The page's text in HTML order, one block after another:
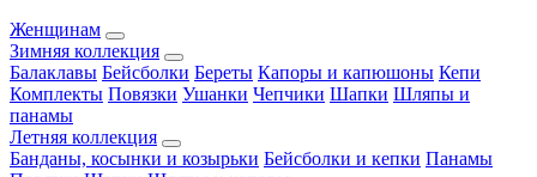
Женщинам
Зимняя коллекция
Балаклавы Бейсболки Береты Капоры и капюшоны Кепи
Комплекты Повязки Ушанки Чепчики Шапки Шляпы и
панамы
Летняя коллекция
Банданы, косынки и козырьки Бейсболки и кепки Панамы